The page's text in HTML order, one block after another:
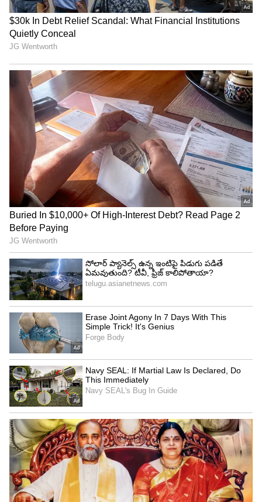
5
Image Credit : Getty
ఫ్రీజర్‌లో పెట్టేటప్పుడు ఈ తప్పు చేయొద్దు
ఫ్రీజర్‌లో మాంసం పెట్టేటప్పుడు కూడా కొన్ని జాగ్రత్తలు
తీసుకోవాలి. నాణ్యత లేని ప్లాస్టిక్ కవర్లు వాడితే మాంసంపై
బూడిద రంగు మచ్చలు వస్తాయి. దీన్నే 'ఫ్రీజర్ బర్న్'
అంటారు. ఇది మాంసాన్ని పొడిగా మార్చేసి, రుచి కూడా
మారుతుంది. అందుకే, ఎప్పుడూ మంచి క్వాలిటీ, గాలి
చొరబడని డబ్బా లేదా ఫ్రీజర్ బ్యాగ్ వాడాలి. ఫ్రీజర్‌లోని
మాంసాన్ని బయటకు తీసి, మళ్లీ లోపల పెట్టొద్దు. పూర్తిగా
కరిగాక మళ్లీ గడ్డకట్టించకూడదు.
5
5